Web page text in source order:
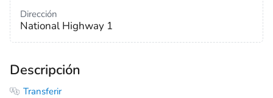
Dirección
National Highway 1
Descripción
Transferir